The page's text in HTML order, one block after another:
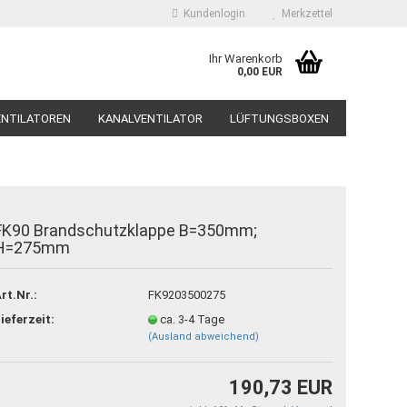
Kundenlogin
vergessen?
Merkzettel
Ihr Warenkorb
0,00 EUR
KANALVENTILATOR LÜFTUNGSBOXEN
Brandschutzklappe B=350mm;
FK9203500275
ca. 3-4 Tage
(Ausland abweichend)
190,73 EUR